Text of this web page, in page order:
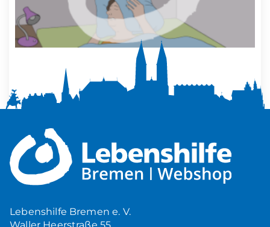
Mehr Ruhe zuhause
5,00€
Lebenshilfe Bremen e. V.